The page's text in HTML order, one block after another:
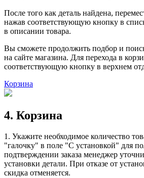
После того как деталь найдена,
нажав соответствующую кнопку в
в описании товара.
Вы сможете продолжить подбор и
на сайте магазина. Для перехода в
соответствующую кнопку в верхнем
Корзина
4. Корзина
1. Укажите необходимое количество
"галочку" в поле "С установкой" для
подтверждении заказа менеджер
установки детали. При отказе от
скидка отменяется.